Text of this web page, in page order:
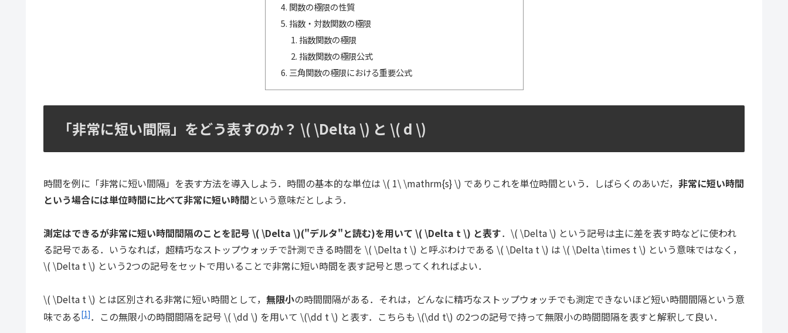
関数の極限の性質
指数・対数関数の極限
指数関数の極限
指数関数の極限公式
三角関数の極限における重要公式
「非常に短い間隔」をどう表すのか？ \( \Delta \) と \( d \)
時間を例に「非常に短い間隔」を表す方法を導入しよう．時間の基本的な単位は \( 1\ \mathrm{s} \) でありこれを単位時間という．しばらくのあいだ， 非常に短い時間
という場合には単位時間に比べて非常に短い時間という意味だとしよう．
測定はできるが非常に短い時間間隔のことを記号 \( \Delta \)("デルタ"と読む)を用いて \( \Delta t \) と表す．\( \Delta \) という記号は主に差を表す時などに使われ
る記号である．いうなれば，超精巧なストップウォッチで計測できる時間を \( \Delta t \) と呼ぶわけである \( \Delta t \) は \( \Delta \times t \) という意味ではなく，
\( \Delta t \) という2つの記号をセットで用いることで非常に短い時間を表す記号と思ってくれればよい．
\( \Delta t \) とは区別される非常に短い時間として， 無限小の時間間隔がある．それは，どんなに精巧なストップウォッチでも測定できないほど短い時間間隔という意
味である[1]．この無限小の時間間隔を記号 \( \dd \) を用いて \(\dd t \) と表す．こちらも \(\dd t\) の2つの記号で持って無限小の時間間隔を表すと解釈して良い．